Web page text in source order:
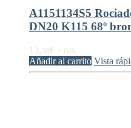
A1151134S5
DN20 K115 68º
13,38€ + IVA
Añadir al carrito Vista